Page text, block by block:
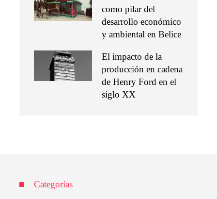
como pilar del
desarrollo económico
y ambiental en Belice
El impacto de la
producción en cadena
de Henry Ford en el
siglo XX
Categorías